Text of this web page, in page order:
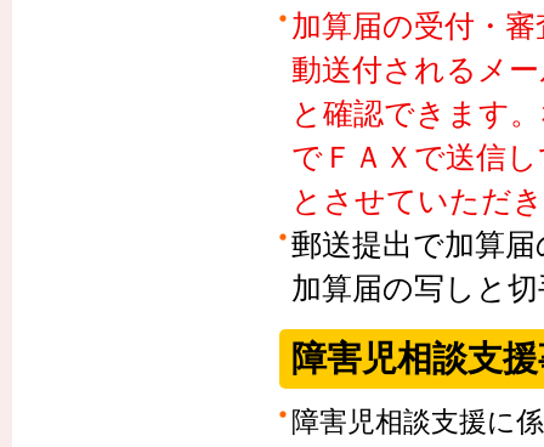
加算届の受付・
動送付されるメ
と確認できます
でＦＡＸで送信
とさせていただ
郵送提出で加算
加算届の写しと
障害児相談支
障害児相談支援に